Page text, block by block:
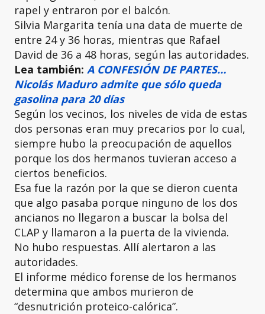
rapel y entraron por el balcón.
Silvia Margarita tenía una data de muerte de
entre 24 y 36 horas, mientras que Rafael
David de 36 a 48 horas, según las autoridades.
Lea también: A CONFESIÓN DE PARTES…
Nicolás Maduro admite que sólo queda
gasolina para 20 días
Según los vecinos, los niveles de vida de estas
dos personas eran muy precarios por lo cual,
siempre hubo la preocupación de aquellos
porque los dos hermanos tuvieran acceso a
ciertos beneficios.
Esa fue la razón por la que se dieron cuenta
que algo pasaba porque ninguno de los dos
ancianos no llegaron a buscar la bolsa del
CLAP y llamaron a la puerta de la vivienda.
No hubo respuestas. Allí alertaron a las
autoridades.
El informe médico forense de los hermanos
determina que ambos murieron de
“desnutrición proteico-calórica”.